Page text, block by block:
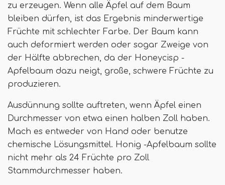
zu erzeugen. Wenn alle Äpfel auf dem Baum
bleiben dürfen, ist das Ergebnis minderwertige
Früchte mit schlechter Farbe. Der Baum kann
auch deformiert werden oder sogar Zweige von
der Hälfte abbrechen, da der Honeycisp -
Apfelbaum dazu neigt, große, schwere Früchte zu
produzieren.
Ausdünnung sollte auftreten, wenn Äpfel einen
Durchmesser von etwa einen halben Zoll haben.
Mach es entweder von Hand oder benutze
chemische Lösungsmittel. Honig -Apfelbaum sollte
nicht mehr als 24 Früchte pro Zoll
Stammdurchmesser haben.